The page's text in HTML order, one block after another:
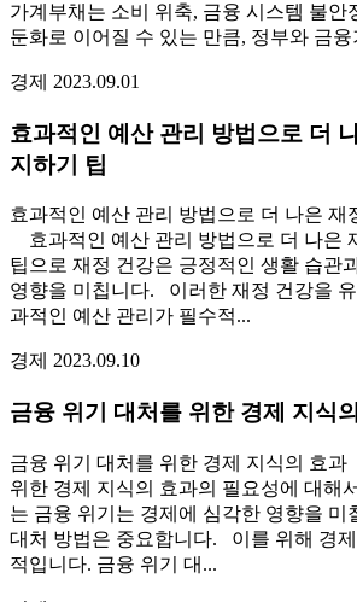
가계부채는 소비 위축, 금융 시스템 불안
둔화로 이어질 수 있는 만큼, 정부와 금융
경제 2023.09.01
효과적인 예산 관리 방법으로 더
지하기 팁
효과적인 예산 관리 방법으로 더 나은 재
효과적인 예산 관리 방법으로 더 나은
팁으로 재정 건강은 긍정적인 생활 습관
영향을 미칩니다. 이러한 재정 건강을
과적인 예산 관리가 필수적...
경제 2023.09.10
금융 위기 대처를 위한 경제 지식
금융 위기 대처를 위한 경제 지식의 효
위한 경제 지식의 효과의 필요성에 대해
는 금융 위기는 경제에 심각한 영향을 미
대처 방법은 중요합니다. 이를 위해 경
적입니다. 금융 위기 대...